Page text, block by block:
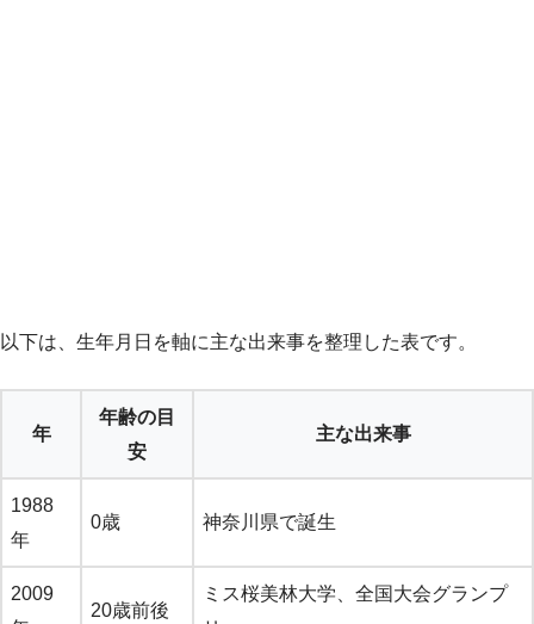
以下は、生年月日を軸に主な出来事を整理した表です。
年
年齢の目
安
主な出来事
1988
年
0歳 神奈川県で誕生
2009
20歳前後
ミス桜美林大学、全国大会グランプ